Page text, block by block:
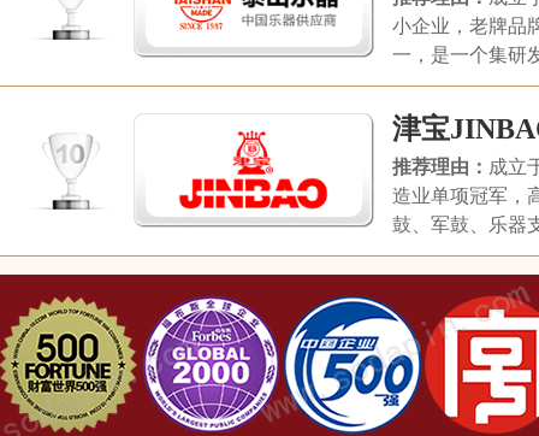
小企业，老牌品
一，是一个集研
家，泰山系列产
号，山东泰山管
津宝
推荐理由： 成立
造业单项冠军，
鼓、军鼓、乐器